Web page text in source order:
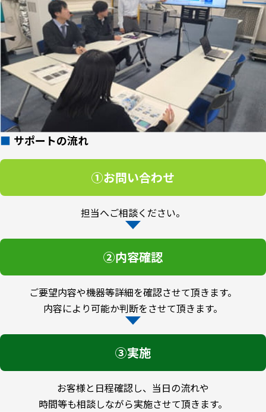
サポートの流れ
①お問い合わせ
担当へご相談ください。
②内容確認
ご要望内容や機器等詳細を確認させて頂きます。
内容により可能か判断をさせて頂きます。
③実施
お客様と日程確認し、当日の流れや
時間等も相談しながら実施させて頂きます。